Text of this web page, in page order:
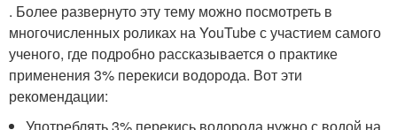
. Более развернуто эту тему можно посмотреть в
многочисленных роликах на YouTube с участием самого
ученого, где подробно рассказывается о практике
применения 3% перекиси водорода. Вот эти
рекомендации: